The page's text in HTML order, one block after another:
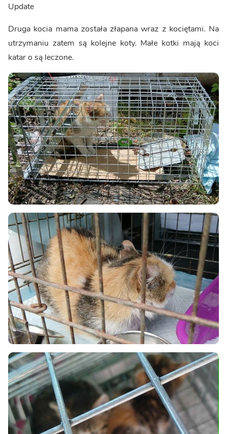
Update
Druga kocia mama została złapana wraz z kociętami. Na
utrzymaniu zatem są kolejne koty. Małe kotki mają koci
katar o są leczone.